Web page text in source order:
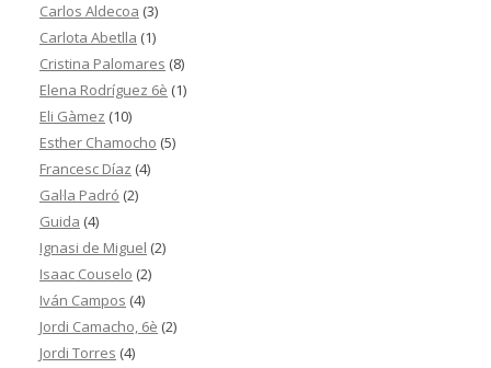
Carlos Aldecoa (3)
Carlota Abetlla (1)
Cristina Palomares (8)
Elena Rodríguez 6è (1)
Eli Gàmez (10)
Esther Chamocho (5)
Francesc Díaz (4)
Gal·la Padró (2)
Guida (4)
Ignasi de Miguel (2)
Isaac Couselo (2)
Iván Campos (4)
Jordi Camacho, 6è (2)
Jordi Torres (4)